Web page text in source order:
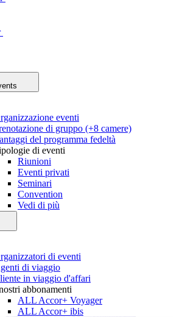
eventi
di gruppo (+8 camere)
del programma fedeltà
di eventi
Riunioni
Eventi privati
Seminari
Convention
Vedi di più
di eventi
di viaggio
in viaggio d'affari
abbonamenti
ALL Accor+ Voyager
ALL Accor+ ibis